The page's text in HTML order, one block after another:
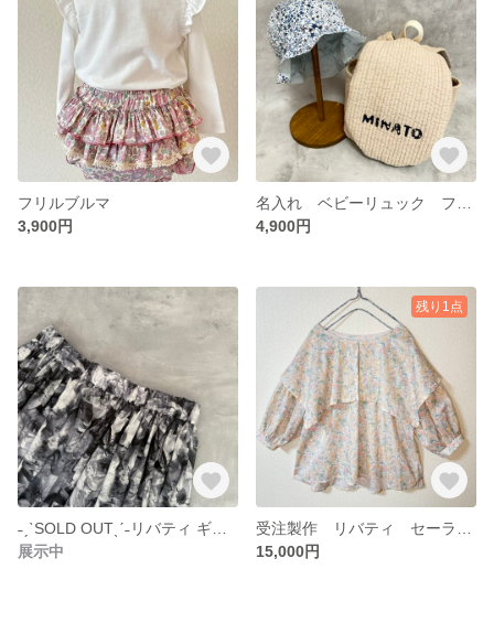
フリルブルマ
3,900円
4,900円
展示中
残り1点
15,000円